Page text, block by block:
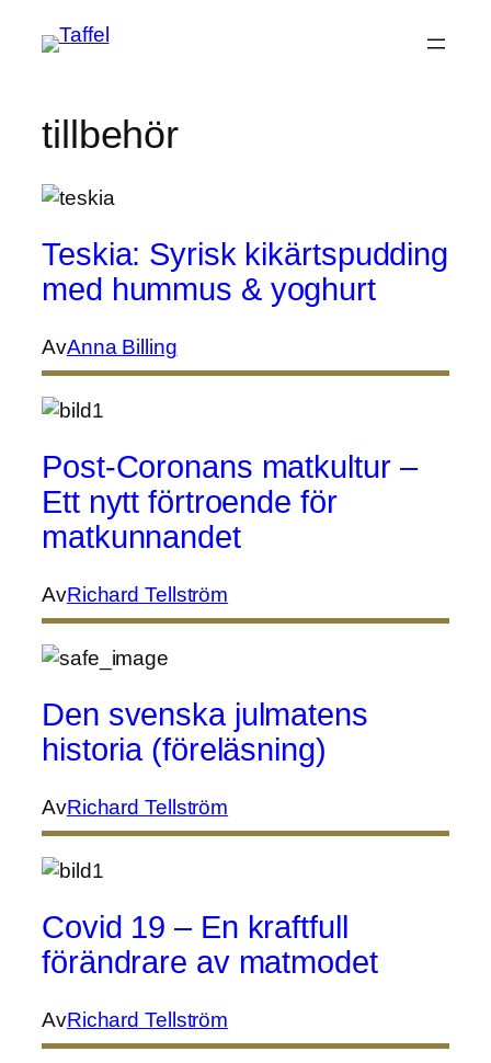
tillbehör
Teskia: Syrisk kikärtspudding
med hummus & yoghurt
AvAnna Billing
Post-Coronans matkultur –
Ett nytt förtroende för
matkunnandet
AvRichard Tellström
Den svenska julmatens
historia (föreläsning)
AvRichard Tellström
Covid 19 – En kraftfull
förändrare av matmodet
AvRichard Tellström